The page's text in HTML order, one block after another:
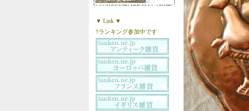
▼ Link ▼
†ランキング参加中です